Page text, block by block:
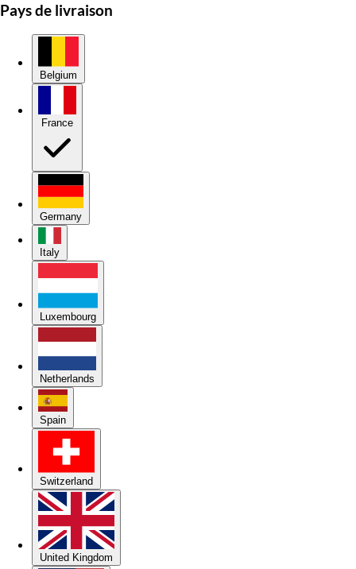
Pays de livraison
Belgium
Germany
Italy
Luxembourg
Netherlands
Spain
Switzerland
United Kingdom